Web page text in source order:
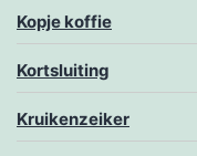
Kopje koffie
Kortsluiting
Kruikenzeiker